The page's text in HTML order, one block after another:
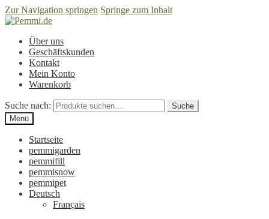
Zur Navigation springen Springe zum Inhalt
Über uns
Geschäftskunden
Kontakt
Mein Konto
Warenkorb
Suche nach:
Suche
Menü
Startseite
pemmigarden
pemmifill
pemmisnow
pemmipet
Deutsch
Français